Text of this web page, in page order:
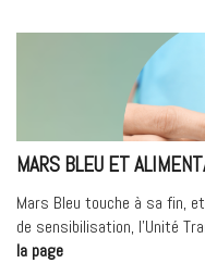
et
CHU
de
le
Dr
MARS BLEU ET
Mars Bleu touche à sa fin,
de sensibilisation, l’Unité
la page« Mars